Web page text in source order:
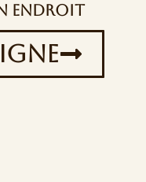
endroit